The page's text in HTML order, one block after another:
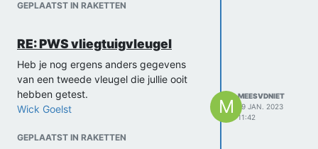
GEPLAATST IN RAKETTEN
RE: PWS vliegtuigvleugel
Heb je nog ergens anders gegevens
van een tweede vleugel die jullie ooit
hebben getest.
Wick Goelst
GEPLAATST IN RAKETTEN
M MEESVDNIET
19 JAN. 2023
11:42